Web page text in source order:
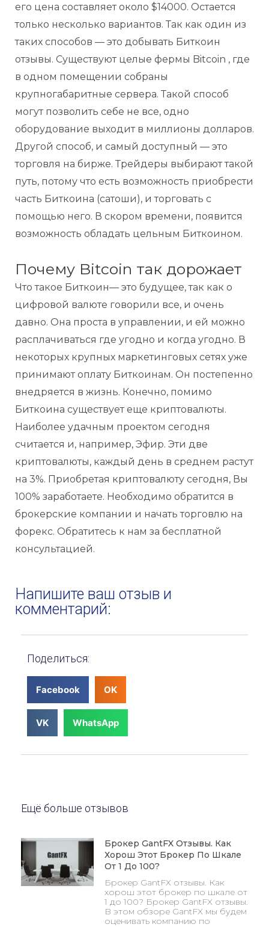
его цена составляет около $14000. Остается
только несколько вариантов. Так как один из
таких способов — это добывать Биткоин
отзывы. Существуют целые фермы Bitcoin , где
в одном помещении собраны
крупногабаритные сервера. Такой способ
могут позволить себе не все, одно
оборудование выходит в миллионы долларов.
Другой способ, и самый доступный — это
торговля на бирже. Трейдеры выбирают такой
путь, потому что есть возможность приобрести
часть Биткоина (сатоши), и торговать с
помощью него. В скором времени, появится
возможность обладать цельным Биткоином.
Почему Bitcoin так дорожает
Что такое Биткоин— это будущее, так как о
цифровой валюте говорили все, и очень
давно. Она проста в управлении, и ей можно
расплачиваться где угодно и когда угодно. В
некоторых крупных маркетинговых сетях уже
принимают оплату Биткоинам. Он постепенно
внедряется в жизнь. Конечно, помимо
Биткоина существует еще криптовалюты.
Наиболее удачным проектом сегодня
считается и, например, Эфир. Эти две
криптовалюты, каждый день в среднем растут
на 3%. Приобретая криптовалюту сегодня, Вы
100% заработаете. Необходимо обратится в
брокерские компании и начать торговлю на
форекс. Обратитесь к нам за бесплатной
консультацией.
Напишите ваш отзыв и
комментарий:
Поделиться:
Facebook OK
VK WhatsApp
Ещё больше отзывов
Брокер GantFX Отзывы. Как
Хорош Этот Брокер По Шкале
От 1 До 100?
Брокер GantFX отзывы. Как
хорош этот брокер по шкале от
1 до 100? Брокер GantFX отзывы.
В этом обзоре GantFX мы будем
оценивать компанию по